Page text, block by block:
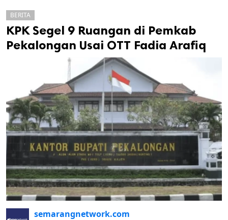
cipta.
BERITA
KPK Segel 9 Ruangan di Pemkab
Pekalongan Usai OTT Fadia Arafiq
semarangnetwork.com